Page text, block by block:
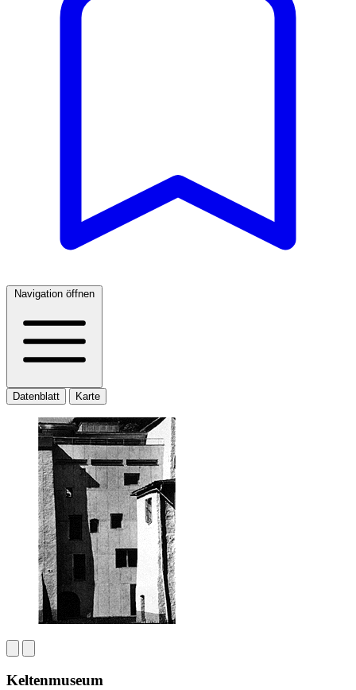
Navigation öffnen
Datenblatt Karte
Keltenmuseum